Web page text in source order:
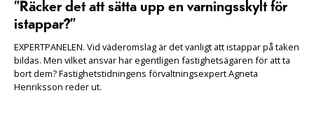
”Räcker det att sätta upp en varningsskylt för
istappar?”
EXPERTPANELEN. Vid väderomslag är det vanligt att istappar på taken
bildas. Men vilket ansvar har egentligen fastighetsägaren för att ta
bort dem? Fastighetstidningens förvaltningsexpert Agneta
Henriksson reder ut.